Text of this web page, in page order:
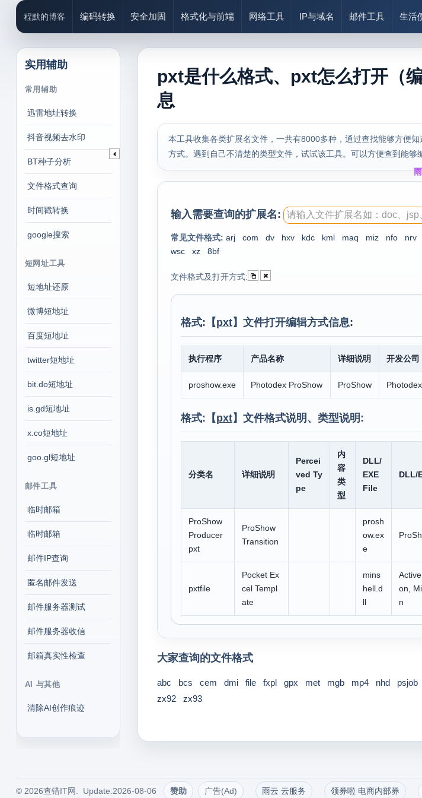
程默的博客 编码转换 安全加固 格式化与前端 网络工具 IP与域名 邮件工具 生活
实用辅助
常用辅助
迅雷地址转换
抖音视频去水印
BT种子分析
文件格式查询
时间戳转换
google搜索
短网址工具
短地址还原
微博短地址
百度短地址
twitter短地址
bit.do短地址
is.gd短地址
x.co短地址
goo.gl短地址
邮件工具
临时邮箱
临时邮箱
邮件IP查询
匿名邮件发送
邮件服务器测试
邮件服务器收信
邮箱真实性检查
AI 与其他
清除AI创作痕迹
pxt是什么格式、pxt怎么打开（
息
本工具收集各类扩展名文件，一共有8000多种，通过查找能够方便
方式。遇到自己不清楚的类型文件，试试该工具。可以方便查到能够
输入需要查询的扩展名:
常见文件格式: arj com dv hxv kdc kml maq miz nfo nrv
wsc
xz 8bf
文件格式及打开方式:
格式:【pxt】文件打开编辑方式信息:
执行程序 产品名称 详细说明 开发公司
proshow.exe Photodex ProShow ProShow Photodex
格式:【pxt】文件格式说明、类型说明:
分类名 详细说明
Percei
ved Ty
pe
内
容
类
型
DLL/
EXE
File
DLL/
ProShow
Producer
pxt
ProShow
Transition
prosh
ow.ex
e
pxtfile
Pocket Ex
cel Templ
ate
mins
hell.d
ll
on,
n
大家查询的文件格式
abc bcs cem dmi file fxpl gpx met mgb mp4 nhd psjob
zx92
zx93
© 2026查错IT网. Update:2026-08-06 赞助 广告(Ad) 雨云 云服务 领券啦 电商内部券